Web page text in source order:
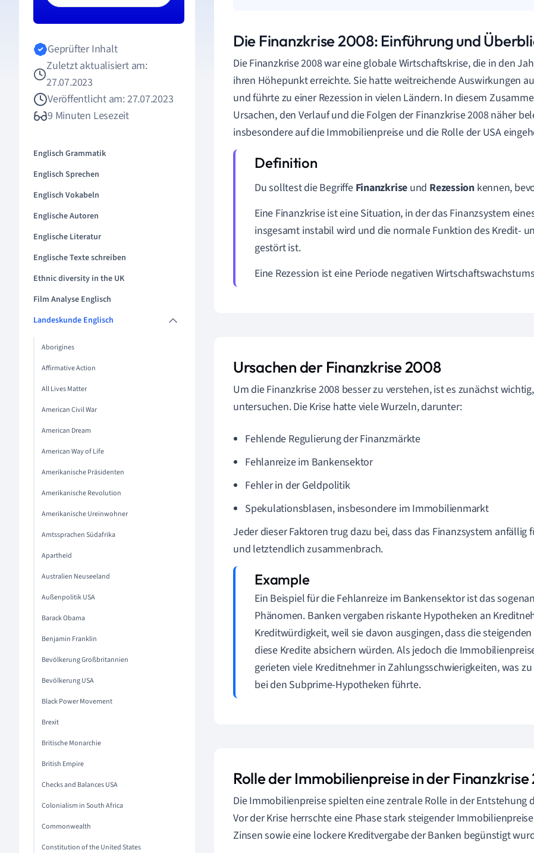
Geprüfter Inhalt
Zuletzt aktualisiert am:
27.07.2023
Veröffentlicht am: 27.07.2023
9 Minuten Lesezeit
Englisch Grammatik
Englisch Sprechen
Englisch Vokabeln
Englische Autoren
Englische Literatur
Englische Texte schreiben
Ethnic diversity in the UK
Film Analyse Englisch
Landeskunde Englisch
Aborigines
Affirmative Action
All Lives Matter
American Civil War
American Dream
American Way of Life
Amerikanische Präsidenten
Amerikanische Revolution
Amerikanische Ureinwohner
Amtssprachen Südafrika
Apartheid
Australien Neuseeland
Außenpolitik USA
Barack Obama
Benjamin Franklin
Bevölkerung Großbritannien
Bevölkerung USA
Black Power Movement
Brexit
Britische Monarchie
British Empire
Checks and Balances USA
Colonialism in South Africa
Commonwealth
Constitution of the United States
Die Finanzkrise 2008: Einführung und
Die Finanzkrise 2008 war eine globale Wirtschaftskrise, die in den
ihren Höhepunkt erreichte. Sie hatte weitreichende Auswirkungen
und führte zu einer Rezession in vielen Ländern. In diesem
Ursachen, den Verlauf und die Folgen der Finanzkrise 2008 näher
insbesondere auf die Immobilienpreise und die Rolle der USA
Du solltest die Begriffe Finanzkrise und Rezession kennen,
Eine Finanzkrise ist eine Situation, in der das Finanzsystem
insgesamt instabil wird und die normale Funktion des Kredit-
gestört ist.
Eine Rezession ist eine Periode negativen
Ursachen der Finanzkrise 2008
Um die Finanzkrise 2008 besser zu verstehen, ist es zunächst
untersuchen. Die Krise hatte viele Wurzeln, darunter:
Fehlende Regulierung der Finanzmärkte
Fehlanreize im Bankensektor
Fehler in der Geldpolitik
Spekulationsblasen, insbesondere im Immobilienmarkt
Jeder dieser Faktoren trug dazu bei, dass das Finanzsystem anfällig
und letztendlich zusammenbrach.
Ein Beispiel für die Fehlanreize im Bankensektor ist das
Phänomen. Banken vergaben riskante Hypotheken an
Kreditwürdigkeit, weil sie davon ausgingen, dass die
diese Kredite absichern würden. Als jedoch die
gerieten viele Kreditnehmer in Zahlungsschwierigkeiten, was
bei den Subprime-Hypotheken führte.
Rolle der Immobilienpreise in der
Die Immobilienpreise spielten eine zentrale Rolle in der Entstehung
Vor der Krise herrschte eine Phase stark steigender
Zinsen sowie eine lockere Kreditvergabe der Banken begünstigt